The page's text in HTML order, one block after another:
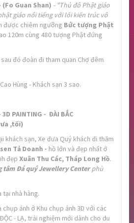
Guan Shan) - "Thủ đô Phật giáo
giáo nổi tiếng với lối kiến trúc vô
được chiêm ngưỡng Bức tượng Phật
120m cùng 480 tượng Phật đứng
đó đoàn đi tham quan Chợ đêm
Hùng - Khách sạn 3 sao.
3D PAINTING - ĐÀI BẮC
,tối)
khách sạn, Xe đưa Quý khách đi thăm
Tả Doanh - hồ lớn và đẹp nhất ở
đẹp Xuân Thu Các, Tháp Long Hồ.
tâm Đá quýJewellery Centerphù
tại nhà hàng.
ảnh ở Khu chụp ảnh 3D với các
- LẠ, trải nghiệm mới dành cho du